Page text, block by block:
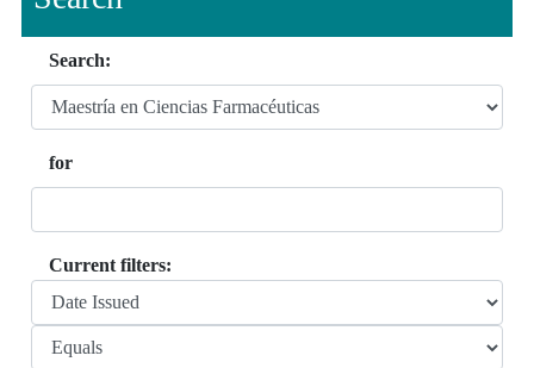
Search:
for
Current filters: